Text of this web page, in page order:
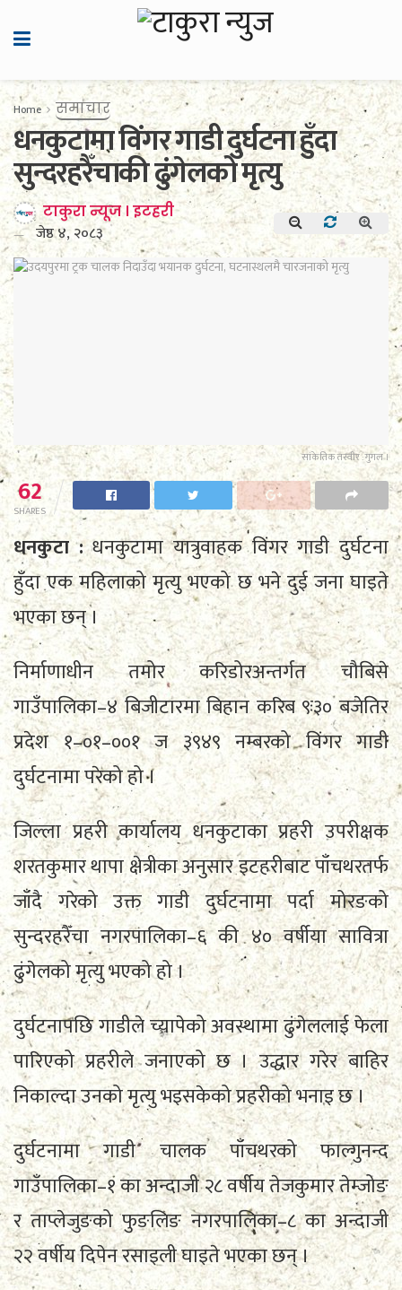
Home समाचार
धनकुटामा विंगर गाडी दुर्घटना हुँदा
सुन्दरहरैँचाकी ढुंगेलको मृत्यु
टाकुरा न्यूज । इटहरी
जेष्ठ ४, २०८३
सांकेतिक तस्वीर : गुगल ।
62
SHARES
धनकुटा :धनकुटामा यात्रुवाहक विंगर गाडी दुर्घटना
हुँदा एक महिलाको मृत्यु भएको छ भने दुई जना घाइते
भएका छन् ।
निर्माणाधीन तमोर करिडोरअन्तर्गत चौबिसे
गाउँपालिका–४ बिजीटारमा बिहान करिब ९ः३० बजेतिर
प्रदेश १–०१–००१ ज ३९४९ नम्बरको विंगर गाडी
दुर्घटनामा परेको हो ।
जिल्ला प्रहरी कार्यालय धनकुटाका प्रहरी उपरीक्षक
शरतकुमार थापा क्षेत्रीका अनुसार इटहरीबाट पाँचथरतर्फ
जाँदै गरेको उक्त गाडी दुर्घटनामा पर्दा मोरङको
सुन्दरहरैँचा नगरपालिका–६ की ४० वर्षीया सावित्रा
ढुंगेलको मृत्यु भएको हो ।
दुर्घटनापछि गाडीले च्यापेको अवस्थामा ढुंगेललाई फेला
पारिएको प्रहरीले जनाएको छ । उद्धार गरेर बाहिर
निकाल्दा उनको मृत्यु भइसकेको प्रहरीको भनाइ छ ।
दुर्घटनामा गाडी चालक पाँचथरको फाल्गुनन्द
गाउँपालिका–१ का अन्दाजी २८ वर्षीय तेजकुमार तेम्जोङ
र ताप्लेजुङको फुङलिङ नगरपालिका–८ का अन्दाजी
२२ वर्षीय दिपेन रसाइली घाइते भएका छन् ।